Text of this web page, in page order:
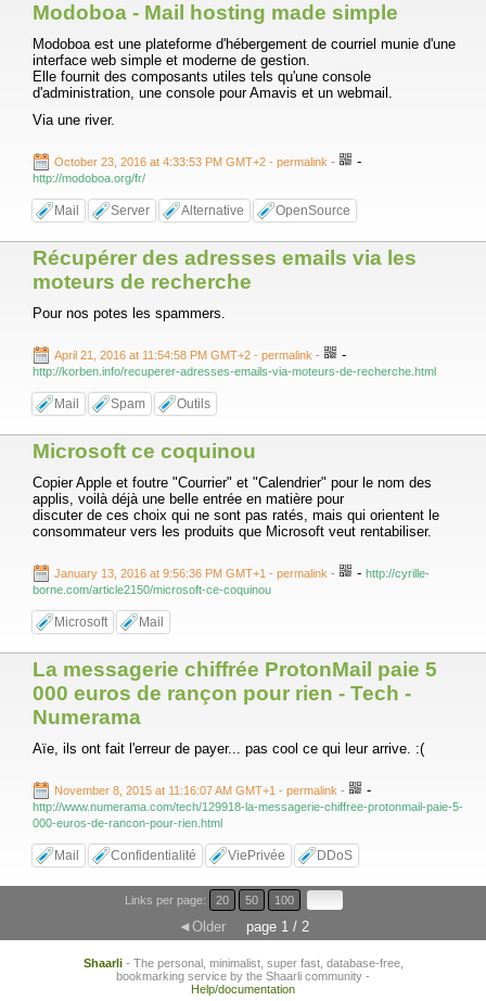
Modoboa - Mail hosting made simple
Modoboa est une plateforme d'hébergement de courriel munie d'une
interface web simple et moderne de gestion.
Elle fournit des composants utiles tels qu'une console
d'administration, une console pour Amavis et un webmail.
Via une river.
October 23, 2016 at 4:33:53 PM GMT+2 - permalink - -
http://modoboa.org/fr/
Mail Server Alternative OpenSource
Récupérer des adresses emails via les
moteurs de recherche
Pour nos potes les spammers.
April 21, 2016 at 11:54:58 PM GMT+2 - permalink - -
http://korben.info/recuperer-adresses-emails-via-moteurs-de-recherche.html
Mail Spam Outils
Microsoft ce coquinou
Copier Apple et foutre "Courrier" et "Calendrier" pour le nom des
applis, voilà déjà une belle entrée en matière pour
discuter de ces choix qui ne sont pas ratés, mais qui orientent le
consommateur vers les produits que Microsoft veut rentabiliser.
January 13, 2016 at 9:56:36 PM GMT+1 - permalink - - http://cyrille-
borne.com/article2150/microsoft-ce-coquinou
Microsoft Mail
La messagerie chiffrée ProtonMail paie 5
000 euros de rançon pour rien - Tech -
Numerama
Aïe, ils ont fait l'erreur de payer... pas cool ce qui leur arrive. :(
November 8, 2015 at 11:16:07 AM GMT+1 - permalink - -
http://www.numerama.com/tech/129918-la-messagerie-chiffree-protonmail-paie-5-
000-euros-de-rancon-pour-rien.html
Mail Confidentialité ViePrivée DDoS
Links per page: 20 50 100
◄Older page 1 / 2
Shaarli- The personal, minimalist, super fast, database-free,
bookmarking service by the Shaarli community -
Help/documentation